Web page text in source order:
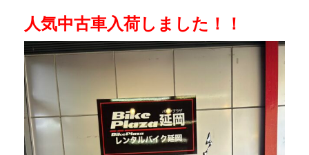
人気中古車入荷しました！！